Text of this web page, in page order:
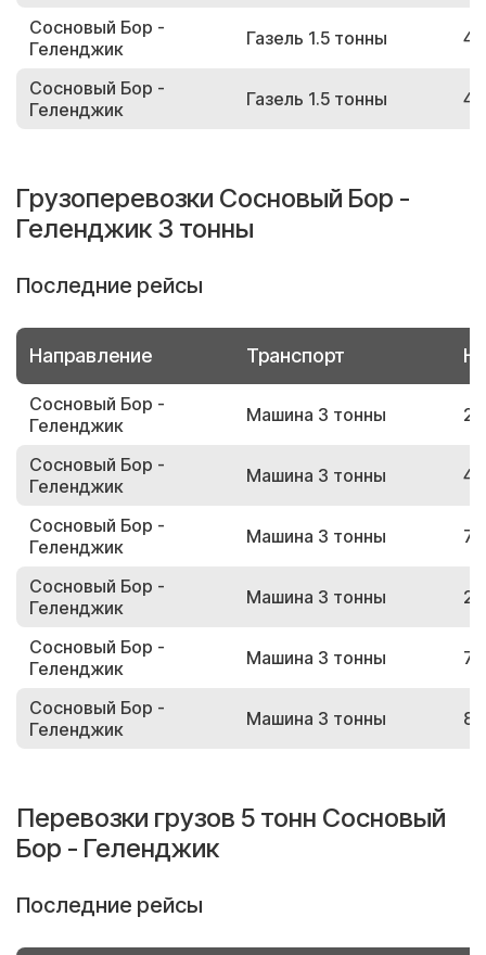
Сосновый Бор -
Геленджик
Газель 1.5 тонны
Сосновый Бор -
Геленджик
Газель 1.5 тонны
Грузоперевозки Сосновый Бор -
Геленджик 3 тонны
Последние рейсы
Направление Транспорт
Сосновый Бор -
Геленджик
Машина 3 тонны
Сосновый Бор -
Геленджик
Машина 3 тонны
Сосновый Бор -
Геленджик
Машина 3 тонны
Сосновый Бор -
Геленджик
Машина 3 тонны
Сосновый Бор -
Геленджик
Машина 3 тонны
Сосновый Бор -
Геленджик
Машина 3 тонны
Перевозки грузов 5 тонн Сосновый
Бор - Геленджик
Последние рейсы